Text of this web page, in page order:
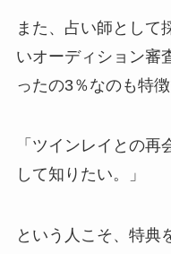
また、占い師として
いオーディション審
ったの3％なのも特徴
「ツインレイとの
して知りたい。」
という人こそ、特典